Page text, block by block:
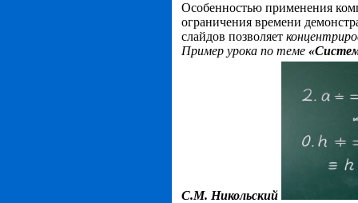
Особенностью применения
ограничения времени
слайдов позволяет
Пример урока по теме
С.М. Никольский